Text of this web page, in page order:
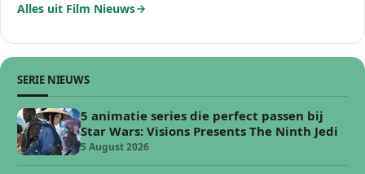
Alles uit Film Nieuws
SERIE NIEUWS
5 animatie series die perfect passen bij
Star Wars: Visions Presents The Ninth Jedi
5 August 2026